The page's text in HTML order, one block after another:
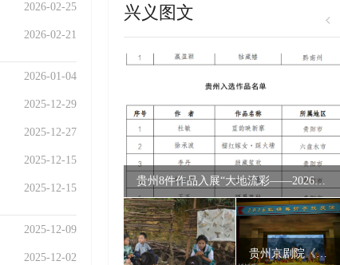
2026-02-25
2026-02-21
2026-01-04
2025-12-29
2025-12-27
2025-12-15
2025-12-15
2025-12-09
2025-12-02
兴义图文
贵州8件作品入展“大地流彩——2026中国（南京）农民画优秀作品双年展”
贵州京剧院《十八罗汉收大鹏》亮相2026年经典折子戏展演